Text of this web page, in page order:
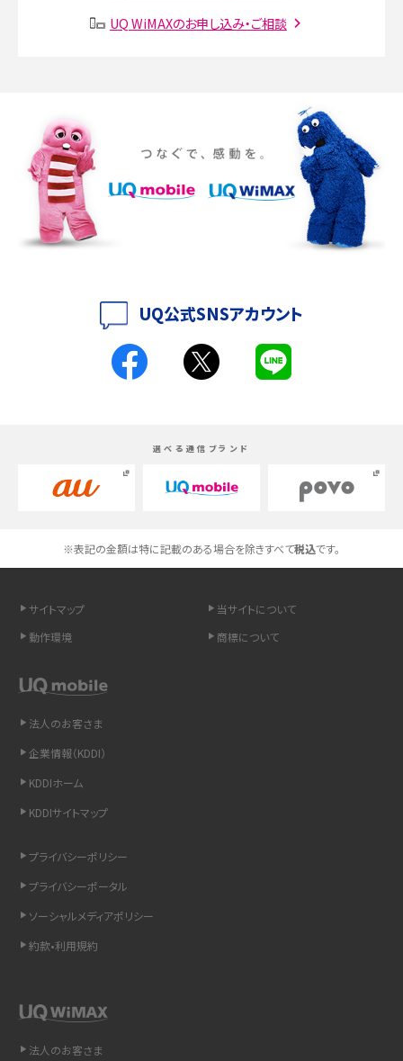
SMSとは？料金やできること、注意点や届かない時の対処法を解説
iPhone 16eとiPhone SE（第3世代）の違いは？サイズやスペックを比較して解説
iPhone 16eとiPhone 14を徹底比較！スペック・機能の違いをわかりやすく紹介
iPhone 16シリーズのモデルを比較！価格・サイズ・カメラ性能の違いを徹底解説
iPhone 16とiPhone 15の違いは？カメラ・スペック・機能を徹底比較
スマホが高い理由は？購入費用を抑える方法や端末を選ぶ時の注意点を解説！
スマホのネット通信速度が遅い原因は？すぐできる対処法や見直すポイントを解
スマホや携帯端末の通信速度制限とは？回避のコツや解除のタイミング・方法
を解説
LINEの引き継ぎ方法は？対象データや事前準備・条件・注意点などを解説
非通知設定とは？184で電話をかける方法やiPhone・Androidの設定を解説
スマホのウィジェットとは？iPhone・Androidの設定方法やおススメを紹介
インスタのDMの送り方は？便利機能の使い方や注意点をわかりやすく解説
Bluetooth®とは？Wi-Fiとの違いやスマホ・PCとの接続方法を解説
「iPhoneを探す」の使い方と設定方法を紹介！ブラウザやアプリから探す方法を
UQ WiMAXのお申し込み・ご相談
UQ公式SNSアカウント
選べる通信ブランド
※表記の金額は特に記載のある場合を除きすべて税込です。
サイトマップ
当サイトについて
動作環境
商標について
法人のお客さま
企業情報（KDDI）
KDDIホーム
KDDIサイトマップ
プライバシーポリシー
プライバシーポータル
ソーシャルメディアポリシー
約款•利用規約
法人のお客さま